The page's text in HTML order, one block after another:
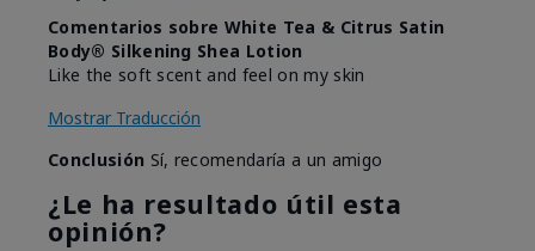
Comentarios sobre White Tea & Citrus Satin
Body® Silkening Shea Lotion
Like the soft scent and feel on my skin
Mostrar Traducción
Conclusión Sí, recomendaría a un amigo
¿Le ha resultado útil esta
opinión?